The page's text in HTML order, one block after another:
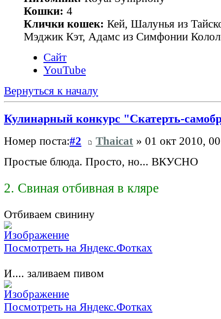
Кошки: 4
Клички кошек: Кей, Шалунья из
Мэджик Кэт, Адамс из Симфонии
Сайт
YouTube
Вернуться к началу
Кулинарный конкурс "Скатерть-
Номер поста:#2 Thaicat » 01 окт 2010,
Простые блюда. Просто, но... ВКУСНО
2. Свиная отбивная в кляре
Отбиваем свинину
Посмотреть на Яндекс.Фотках
И.... заливаем пивом
Посмотреть на Яндекс.Фотках